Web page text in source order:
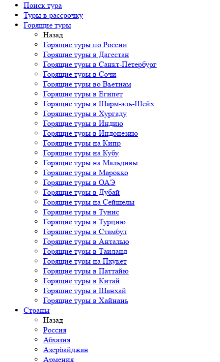
Поиск тура
Туры в рассрочку
Горящие туры
Назад
Горящие туры по России
Горящие туры в Дагестан
Горящие туры в Санкт-Петербург
Горящие туры в Сочи
Горящие туры во Вьетнам
Горящие туры в Египет
Горящие туры в Шарм-эль-Шейх
Горящие туры в Хургаду
Горящие туры в Индию
Горящие туры в Индонезию
Горящие туры на Кипр
Горящие туры на Кубу
Горящие туры на Мальдивы
Горящие туры в Марокко
Горящие туры в ОАЭ
Горящие туры в Дубай
Горящие туры на Сейшелы
Горящие туры в Тунис
Горящие туры в Турцию
Горящие туры в Стамбул
Горящие туры в Анталью
Горящие туры в Таиланд
Горящие туры на Пхукет
Горящие туры в Паттайю
Горящие туры в Китай
Горящие туры в Шанхай
Горящие туры в Хайнань
Страны
Назад
Россия
Абхазия
Азербайджан
Армения